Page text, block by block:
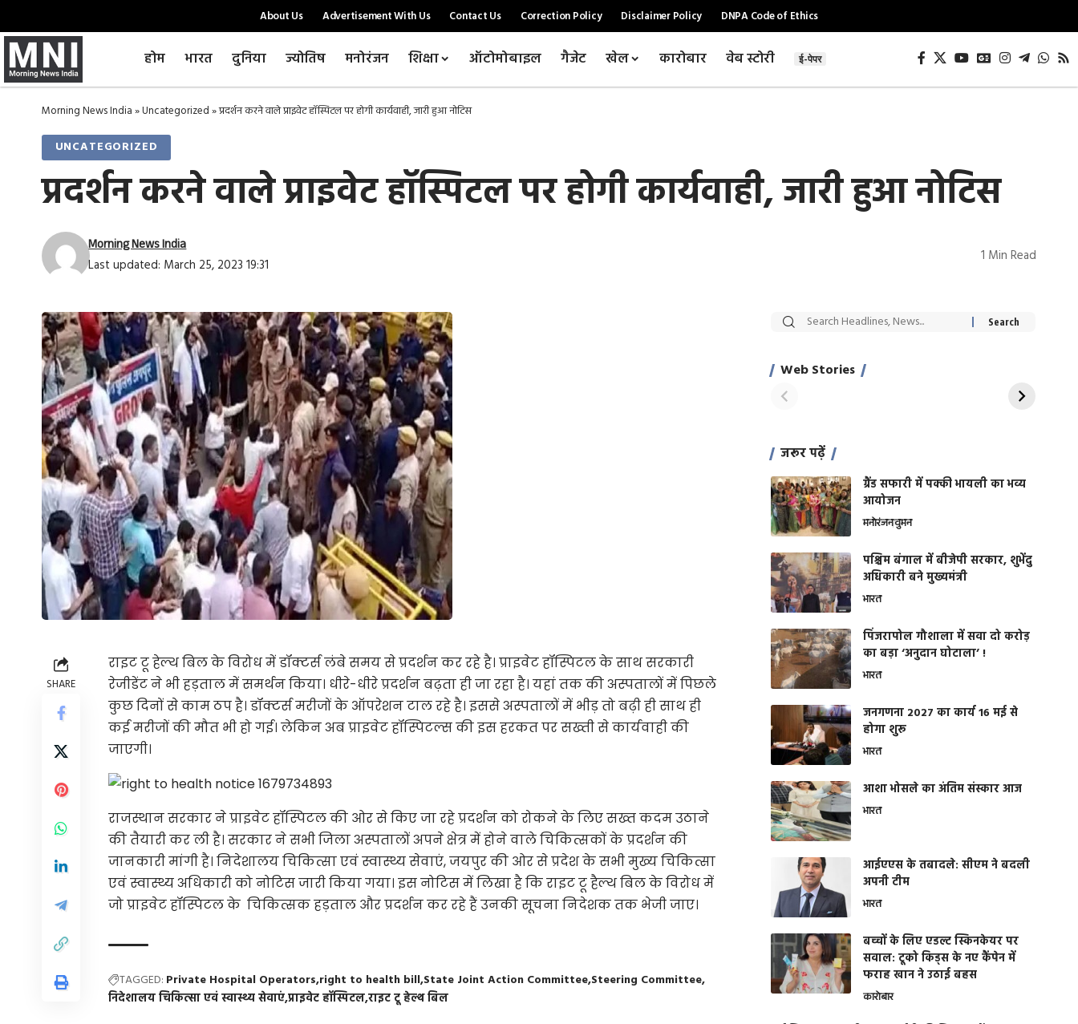
About Us Advertisement With Us Contact Us Correction Policy Disclaimer Policy DNPA Code of Ethics
होम भारत दुनिया ज्योतिष मनोरंजन शिक्षा ऑटोमोबाइल गैजेट खेल कारोबार वेब स्टोरी ई-पेपर
Morning News India»Uncategorized»प्रदर्शन करने वाले प्राइवेट हॉस्पिटल पर होगी कार्यवाही, जारी हुआ नोटिस
UNCATEGORIZED
प्रदर्शन करने वाले प्राइवेट हॉस्पिटल पर होगी कार्यवाही, जारी हुआ नोटिस
Last updated: March 25, 2023 19:31
Morning News India 1 Min Read
SHARE
राइट टू हेल्थ बिल के विरोध में डॉक्टर्स लंबे समय से प्रदर्शन कर रहे है। प्राइवेट हॉस्पिटल के साथ सरकारी
रेजीडेंट ने भी हड़ताल में समर्थन किया। धीरे-धीरे प्रदर्शन बढ़ता ही जा रहा है। यहां तक की अस्पतालों में पिछले
कुछ दिनों से काम ठप है। डॉक्टर्स मरीजों के ऑपरेशन टाल रहे है। इससे अस्पतालों में भीड़ तो बढ़ी ही साथ ही
कई मरीजों की मौत भी हो गई। लेकिन अब प्राइवेट हॉस्पिटल्स की इस हरकत पर सख्ती से कार्यवाही की
जाएगी।
राजस्थान सरकार ने प्राइवेट हॉस्पिटल की ओर से किए जा रहे प्रदर्शन को रोकने के लिए सख्त कदम उठाने
की तैयारी कर ली है। सरकार ने सभी जिला अस्पतालों अपने क्षेत्र में होने वाले चिकित्सकों के प्रदर्शन की
जानकारी मांगी है। निदेशालय चिकित्सा एवं स्वास्थ्य सेवाएं, जयपुर की ओर से प्रदेश के सभी मुख्य चिकित्सा
एवं स्वास्थ्य अधिकारी को नोटिस जारी किया गया। इस नोटिस में लिखा है कि राइट टू हैल्थ बिल के विरोध में
जो प्राइवेट हॉस्पिटल के चिकित्सक हड़ताल और प्रदर्शन कर रहे हैं उनकी सूचना निदेशक तक भेजी जाए।
TAGGED: Private Hospital Operators right to health bill State Joint Action Committee Steering Committee
निदेशालय चिकित्सा एवं स्वास्थ्य सेवाएंप्राइवेट हॉस्पिटलराइट टू हेल्थ बिल
Web Stories
सट्टेबाजी में अरेस्ट हुए
साहिल खान
रोज एक कच्चे लहसुन
जरूर पढ़ें
ग्रैंड सफारी में पक्की भायली का भव्य
आयोजन
मनोरंजनवुमन
पश्चिम बंगाल में बीजेपी सरकार, शुभेंदु
अधिकारी बने मुख्यमंत्री
भारत
​पिंजरापोल गौशाला में सवा दो करोड़
का बड़ा ‘अनुदान घोटाला’ !
भारत
जनगणना 2027 का कार्य 16 मई से
होगा शुरू
भारत
आशा भोसले का अंतिम संस्कार आज
भारत
आईएएस के तबादले: सीएम ने बदली
अपनी टीम
भारत
बच्चों के लिए एडल्ट स्किनकेयर पर
सवाल: टूको किड्स के नए कैंपेन में
फराह खान ने उठाई बहस
कारोबार